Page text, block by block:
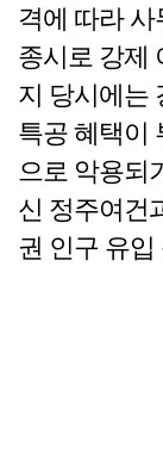
격에 따라
종시로 강제
지 당시에는
특공 혜택이
으로 악용되
신 정주여건
권 인구 유